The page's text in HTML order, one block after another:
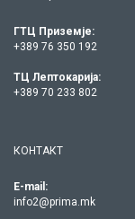
ГТЦ Приземје:
+389 76 350 192
ТЦ Лептокарија:
+389 70 233 802
КОНТАКТ
E-mail:
info2@prima.mk